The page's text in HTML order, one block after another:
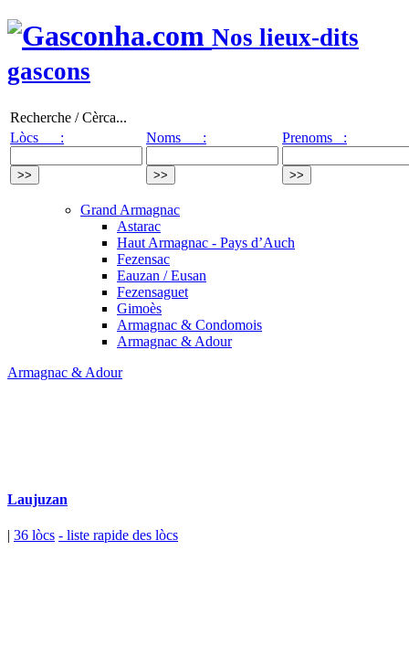
Nos lieux-dits
gascons
Recherche / Cèrca...
Lòcs :
Noms : Prenoms :
Grand Armagnac
Astarac
Haut Armagnac - Pays d’Auch
Fezensac
Eauzan / Eusan
Fezensaguet
Gimoès
Armagnac & Condomois
Armagnac & Adour
Armagnac & Adour
Laujuzan
| 36 lòcs - liste rapide des lòcs